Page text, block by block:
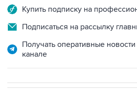
Купить подписку на
Подписаться на рассылку
Получать оперативные
канале